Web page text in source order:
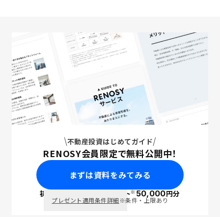
不動産投資はじめてガイド
RENOSY会員限定で無料公開中！
まずは資料をみてみる
初回面談で ポイント※50,000円分
プレゼント適用条件詳細※条件・上限あり